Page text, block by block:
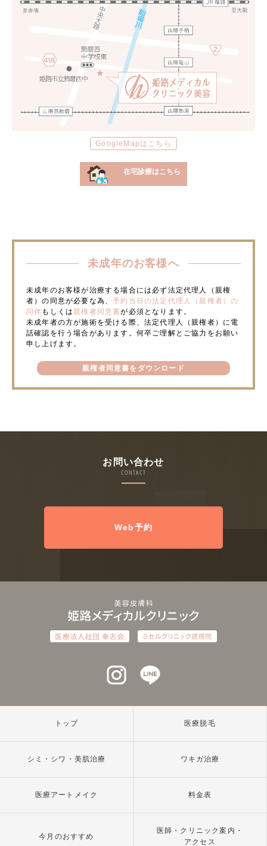
GoogleMapはこちら
在宅診療はこちら
未成年のお客様へ
未成年のお客様が治療する場合には必ず法定代理人（親権
者）の同意が必要な為、予約当日の法定代理人（親権者）の
同伴 もしくは親権者同意書が必須となります。
未成年者の方が施術を受ける際、法定代理人（親権者）に電
話確認を行う場合があります。何卒ご理解とご協力をお願い
申し上げます。
親権者同意書をダウンロード
お問い合わせ
CONTACT
Web予約
インスタグラム
トップ 医療脱毛
シミ・シワ・美肌治療 ワキガ治療
医療アートメイク 料金表
今月のおすすめ
医師・クリニック案内・
アクセス